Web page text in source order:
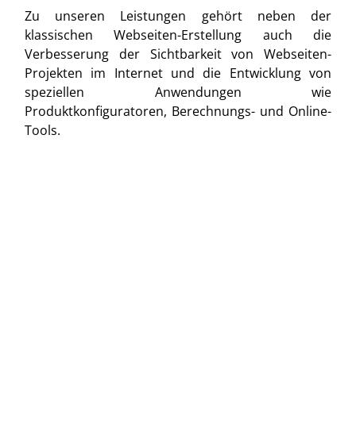
Zu unseren Leistungen gehört neben der
klassischen Webseiten-Erstellung auch die
Verbesserung der Sichtbarkeit von Webseiten-
Projekten im Internet und die Entwicklung von
speziellen Anwendungen wie
Produktkonfiguratoren, Berechnungs- und Online-
Tools.